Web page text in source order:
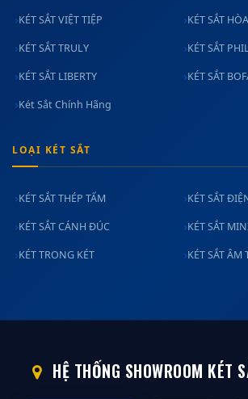
KÉT SẮT VIỆT TIỆP KÉT SẮT
KÉT SẮT TRULY KÉT SẮT
KÉT SẮT LIBERTY KÉT SẮT
Két Sắt Chính Hãng
LOẠI KÉT SẮT
KÉT SẮT THÉP TẤM KÉT SẮT
KÉT SẮT CÁNH ĐÚC KÉT SẮT
KÉT TRONG KÉT KÉT SẮT ÂM
HỆ THỐNG SHOWROOM KÉT